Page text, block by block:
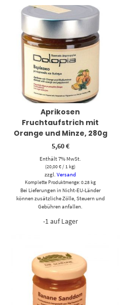
Aprikosen
Fruchtaufstrich mit
Orange und Minze, 280g
5,60€
Enthält 7% MwSt.
(20,00€/ 1 kg)
zzgl.Versand
Komplette Produktmenge: 0.28 kg
Bei Lieferungen in Nicht-EU-Länder
können zusätzliche Zölle, Steuern und
Gebühren anfallen.
-1 auf Lager